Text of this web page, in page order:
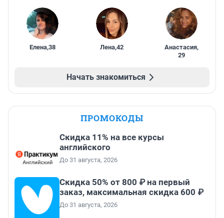
Елена,38 Лена,42 Анастасия,
29
Начать знакомиться
ПРОМОКОДЫ
Скидка 11% на все курсы
английского
До 31 августа, 2026
Скидка 50% от 800 ₽ на первый
заказ, максимальная скидка 600 ₽
До 31 августа, 2026